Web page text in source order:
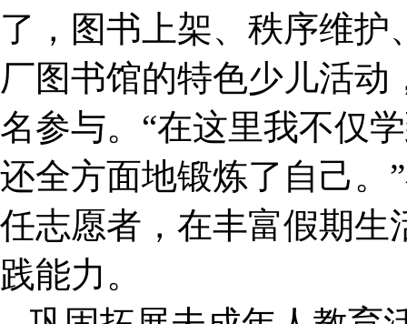
了，图书上架、秩序维
厂图书馆的特色少儿活
名参与。“在这里我不仅
还全方面地锻炼了自己。
任志愿者，在丰富假期生
践能力。